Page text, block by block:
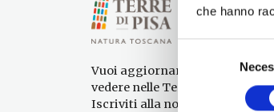
che hanno
del
Vuoi aggiornamenti su cosa
vedere nelle Terre di Pisa?
Iscriviti alla nostra newsletter!